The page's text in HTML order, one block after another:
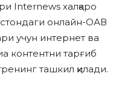
Internews халқаро
онлайн-ОАВ
учун интернет ва
контентни тарғиб
ташкил қилади.